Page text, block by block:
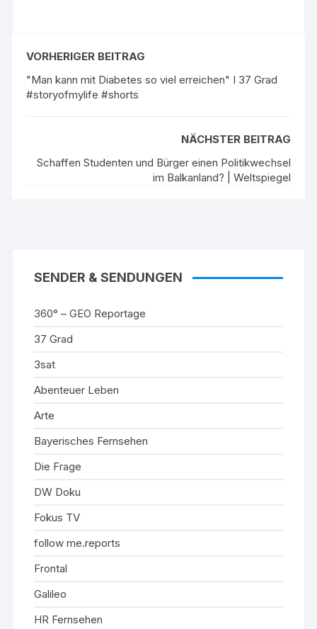
VORHERIGER BEITRAG
"Man kann mit Diabetes so viel erreichen" I 37 Grad
#storyofmylife #shorts
NÄCHSTER BEITRAG
Schaffen Studenten und Bürger einen Politikwechsel
im Balkanland? | Weltspiegel
SENDER & SENDUNGEN
360° – GEO Reportage
37 Grad
3sat
Abenteuer Leben
Arte
Bayerisches Fernsehen
Die Frage
DW Doku
Fokus TV
follow me.reports
Frontal
Galileo
HR Fernsehen